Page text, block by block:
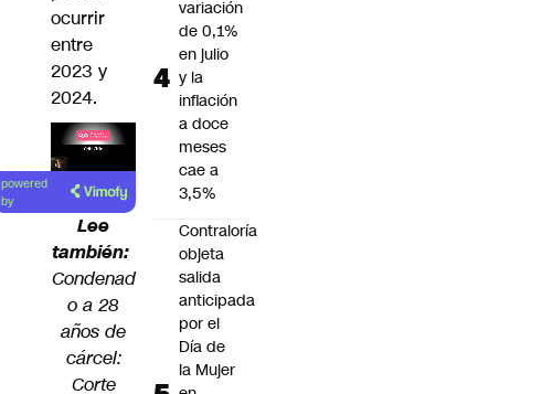
ocurrir
entre
2023 y
2024.
Lea el
artículo
powered
by
Lee
también:
Condenad
o a 28
años de
cárcel:
Corte
variación
de 0,1%
en julio
y la
inflación
a doce
meses
cae a
3,5%
Contraloría
objeta
salida
anticipada
por el
Día de
la Mujer